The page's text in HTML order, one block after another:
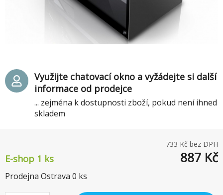
733 Kč bez DPH
E-shop 1 ks 887 Kč
Prodejna Ostrava 0 ks
Využijte chatovací okno a vyžádejte si další
informace od prodejce
... zejména k dostupnosti zboží, pokud není ihned
skladem